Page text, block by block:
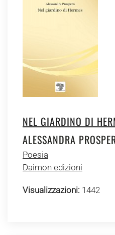
NEL GIARDINO DI
ALESSANDRA
Poesia
Daimon edizioni
Visualizzazioni: 1442